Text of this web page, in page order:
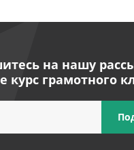
на нашу
курс грамотного